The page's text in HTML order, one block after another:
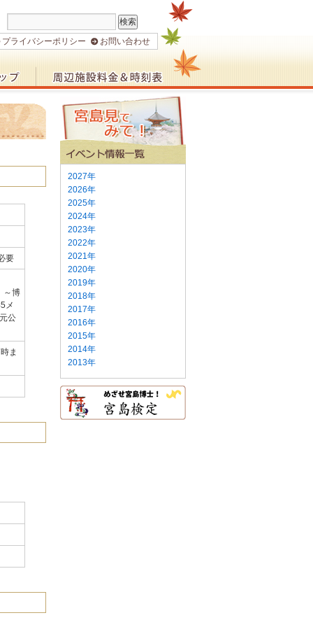
プライバシーポリシー お問い合わせ
要
～博
メ
公
ま
2027年
2026年
2025年
2024年
2023年
2022年
2021年
2020年
2019年
2018年
2017年
2016年
2015年
2014年
2013年